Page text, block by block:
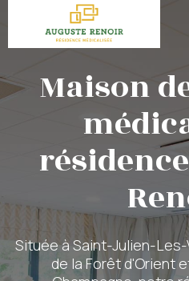
Maison
Située à Saint-Julien-
de la Forêt d'Orient